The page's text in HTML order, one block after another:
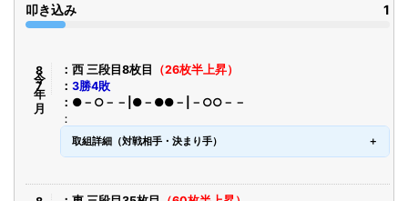
叩き込み 1
令8年7月 西 三段目8枚目
（26枚半上昇）
3勝4敗
●－○－－|●－●●－|－○○－－
取組詳細（対戦相手・決まり手）